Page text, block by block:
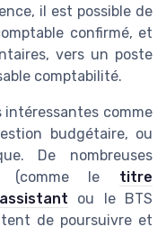
il est possible de
confirmé, et
vers un poste
comptabilité.
intéressantes comme
budgétaire, ou
De nombreuses
(comme le titre
ou le BTS
de poursuivre et